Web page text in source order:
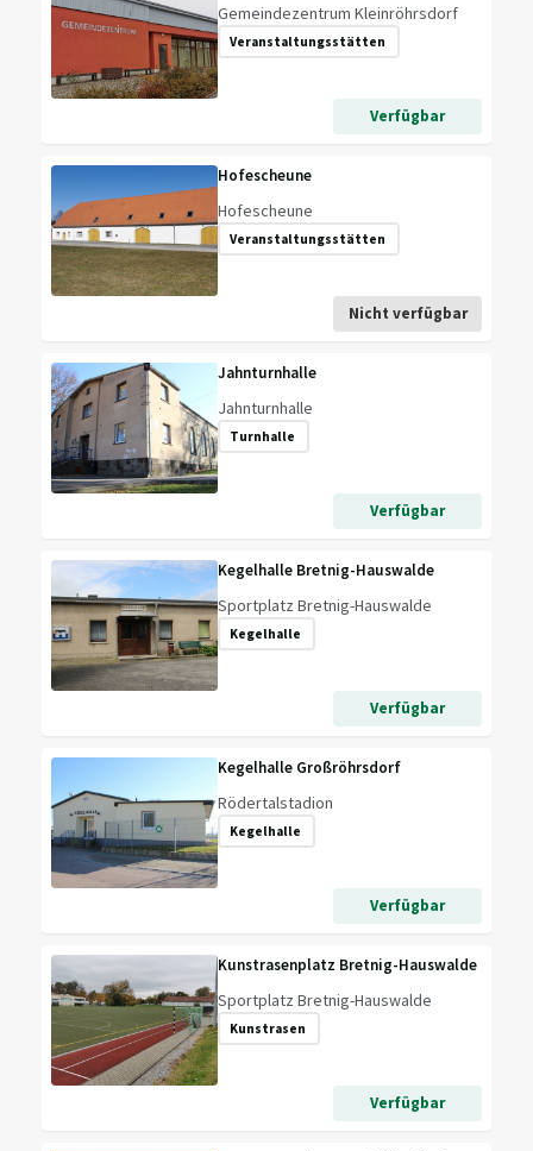
Gemeindezentrum Kleinröhrsdorf
Veranstaltungsstätten
Verfügbar
Hofescheune
Hofescheune
Veranstaltungsstätten
Nicht verfügbar
Jahnturnhalle
Jahnturnhalle
Turnhalle
Verfügbar
Kegelhalle Bretnig-Hauswalde
Sportplatz Bretnig-Hauswalde
Kegelhalle
Verfügbar
Kegelhalle Großröhrsdorf
Rödertalstadion
Kegelhalle
Verfügbar
Kunstrasenplatz Bretnig-Hauswalde
Sportplatz Bretnig-Hauswalde
Kunstrasen
Verfügbar